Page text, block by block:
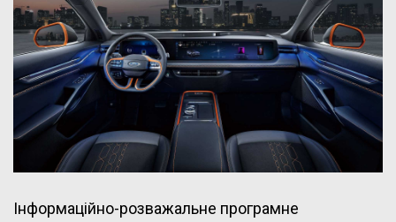
Інформаційно-розважальне програмне